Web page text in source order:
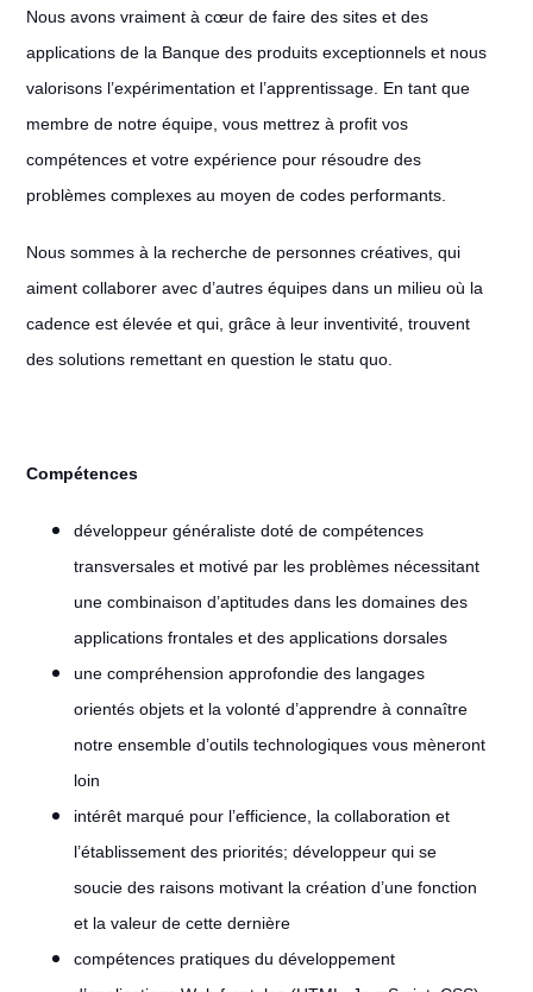
Nous avons vraiment à cœur de faire des sites et des
applications de la Banque des produits exceptionnels et nous
valorisons l’expérimentation et l’apprentissage. En tant que
membre de notre équipe, vous mettrez à profit vos
compétences et votre expérience pour résoudre des
problèmes complexes au moyen de codes performants.
Nous sommes à la recherche de personnes créatives, qui
aiment collaborer avec d’autres équipes dans un milieu où la
cadence est élevée et qui, grâce à leur inventivité, trouvent
des solutions remettant en question le statu quo.
Compétences
développeur généraliste doté de compétences
transversales et motivé par les problèmes nécessitant
une combinaison d’aptitudes dans les domaines des
applications frontales et des applications dorsales
une compréhension approfondie des langages
orientés objets et la volonté d’apprendre à connaître
notre ensemble d’outils technologiques vous mèneront
loin
intérêt marqué pour l’efficience, la collaboration et
l’établissement des priorités; développeur qui se
soucie des raisons motivant la création d’une fonction
et la valeur de cette dernière
compétences pratiques du développement